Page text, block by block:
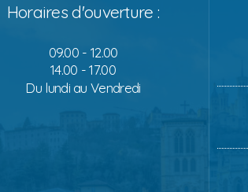
Horaires d'ouverture :
09.00 - 12.00
14.00 - 17.00
Du lundi au Vendredi